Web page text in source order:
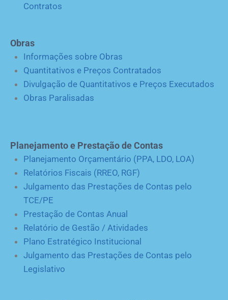
Contratos
Obras
Informações sobre Obras
Quantitativos e Preços Contratados
Divulgação de Quantitativos e Preços Executados
Obras Paralisadas
Planejamento e Prestação de Contas
Planejamento Orçamentário (PPA, LDO, LOA)
Relatórios Fiscais (RREO, RGF)
Julgamento das Prestações de Contas pelo
TCE/PE
Prestação de Contas Anual
Relatório de Gestão / Atividades
Plano Estratégico Institucional
Julgamento das Prestações de Contas pelo
Legislativo